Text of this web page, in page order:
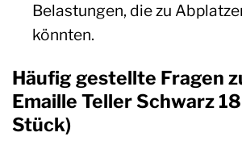
Belastungen, die zu
könnten.
Häufig gestellte Fragen
Emaille Teller Schwarz
Stück)